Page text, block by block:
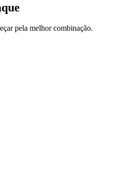
pela melhor combinação.